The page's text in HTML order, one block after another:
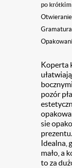
po
Koperta
pozór
sie
prezentu.
Idealna,
mało, a
to za